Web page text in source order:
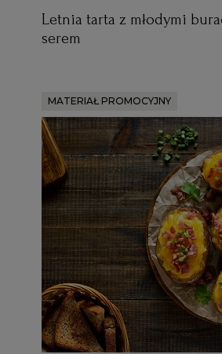
Letnia tarta z młodymi
serem
MATERIAŁ PROMOCYJNY